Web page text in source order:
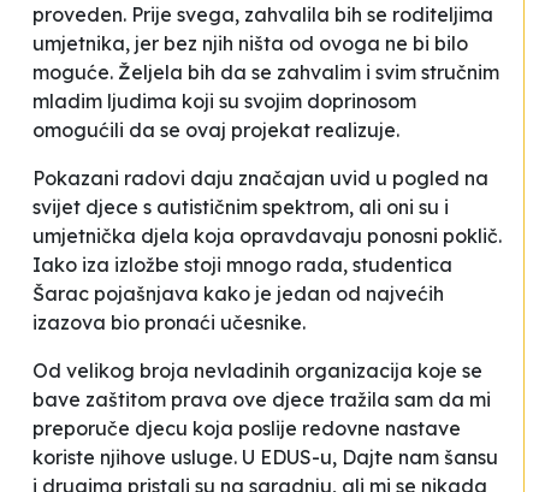
proveden. Prije svega, zahvalila bih se roditeljima
umjetnika, jer bez njih ništa od ovoga ne bi bilo
moguće. Željela bih da se zahvalim i svim stručnim
mladim ljudima koji su svojim doprinosom
omogućili da se ovaj projekat realizuje.
Pokazani radovi daju značajan uvid u pogled na
svijet djece s autističnim spektrom, ali oni su i
umjetnička djela koja opravdavaju ponosni poklič.
Iako iza izložbe stoji mnogo rada, studentica
Šarac pojašnjava kako je jedan od najvećih
izazova bio pronaći učesnike.
Od velikog broja nevladinih organizacija koje se
bave zaštitom prava ove djece tražila sam da mi
preporuče djecu koja poslije redovne nastave
koriste njihove usluge. U EDUS-u, Dajte nam šansu
i drugima pristali su na saradnju, ali mi se nikada